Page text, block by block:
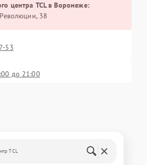
центра TCL в Воронеже:
38
53
до 21:00
TCL